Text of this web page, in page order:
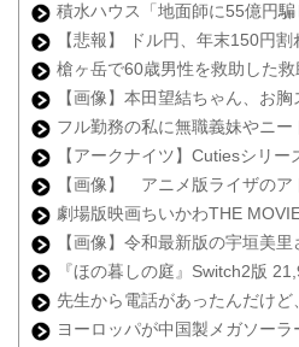
積水ハウス「地面師に55億円
【悲報】 ドル円、年末150円
槍ヶ岳で60歳男性を救助した
【画像】本田望結ちゃん、お
フル勤務の私に無職義妹やニ
【アークナイツ】Cutiesシリ
【画像】 アニメ版ライザのア
劇場版映画ちいかわTHE
【画像】令和最新版の宇垣美
『ほの暮しの庭』Switch2版
先生から電話があったんだけ
ヨーロッパが中国製メガソーラ